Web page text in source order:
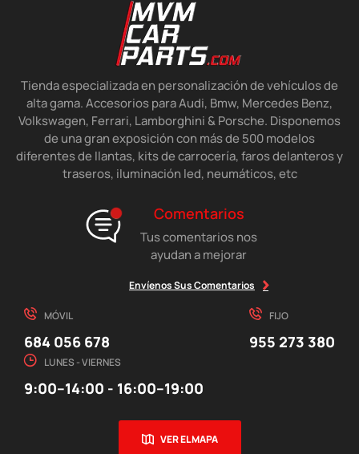
Tienda especializada en personalización de vehículos de
alta gama. Accesorios para Audi, Bmw, Mercedes Benz,
Volkswagen, Ferrari, Lamborghini & Porsche. Disponemos
de una gran exposición con más de 500 modelos
diferentes de llantas, kits de carrocería, faros delanteros y
traseros, iluminación led, neumáticos, etc
Comentarios
Tus comentarios nos
ayudan a mejorar
Envíenos Sus Comentarios
MÓVIL
684 056 678
FIJO
955 273 380
LUNES - VIERNES
9:00–14:00 - 16:00–19:00
VER EL MAPA